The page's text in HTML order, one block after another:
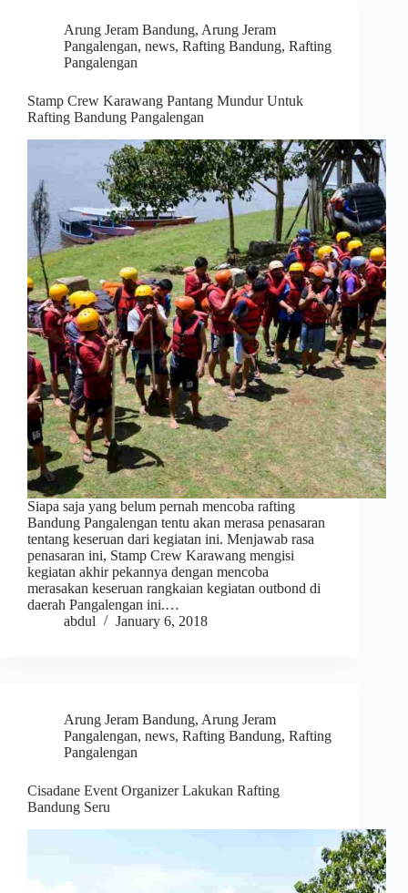
Arung Jeram Bandung, Arung Jeram
Pangalengan, news, Rafting Bandung, Rafting
Pangalengan
Stamp Crew Karawang Pantang Mundur Untuk
Rafting Bandung Pangalengan
Siapa saja yang belum pernah mencoba rafting
Bandung Pangalengan tentu akan merasa penasaran
tentang keseruan dari kegiatan ini. Menjawab rasa
penasaran ini, Stamp Crew Karawang mengisi
kegiatan akhir pekannya dengan mencoba
merasakan keseruan rangkaian kegiatan outbond di
daerah Pangalengan ini.…
abdul
January 6, 2018
Arung Jeram Bandung, Arung Jeram
Pangalengan, news, Rafting Bandung, Rafting
Pangalengan
Cisadane Event Organizer Lakukan Rafting
Bandung Seru